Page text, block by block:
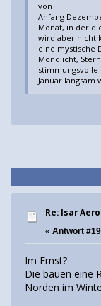
von
Anfang
Monat, in der
wird aber nicht
eine mystische
Mondlicht,
stimmungsvolle
Januar
Re: Isar
« Antwort
Im Ernst?
Die bauen eine
Norden im